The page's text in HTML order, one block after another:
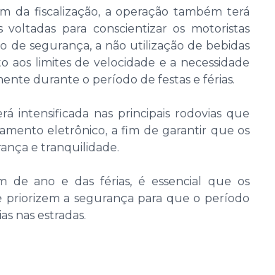
da fiscalização, a operação também terá
para conscientizar os motoristas
de segurança, a não utilização de bebidas
aos limites de velocidade e a necessidade
durante o período de festas e férias.
intensificada nas principais rodovias que
eletrônico, a fim de garantir que os
e tranquilidade.
de ano e das férias, é essencial que os
a segurança para que o período
nas estradas.